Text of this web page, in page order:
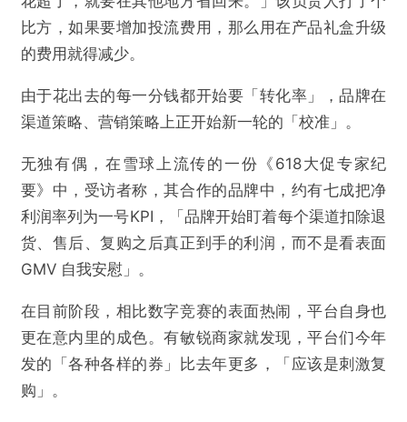
比方，如果要增加投流费用，那么用在产品礼盒升级
的费用就得减少。
由于花出去的每一分钱都开始要「转化率」，品牌在
渠道策略、营销策略上正开始新一轮的「校准」。
无独有偶，在雪球上流传的一份《618大促专家纪
要》中，受访者称，其合作的品牌中，约有七成把净
利润率列为一号KPI，「品牌开始盯着每个渠道扣除退
货、售后、复购之后真正到手的利润，⽽不是看表面
GMV 自我安慰」。
在目前阶段，相比数字竞赛的表面热闹，平台自身也
更在意内里的成色。有敏锐商家就发现，平台们今年
发的「各种各样的券」比去年更多，「应该是刺激复
购」。